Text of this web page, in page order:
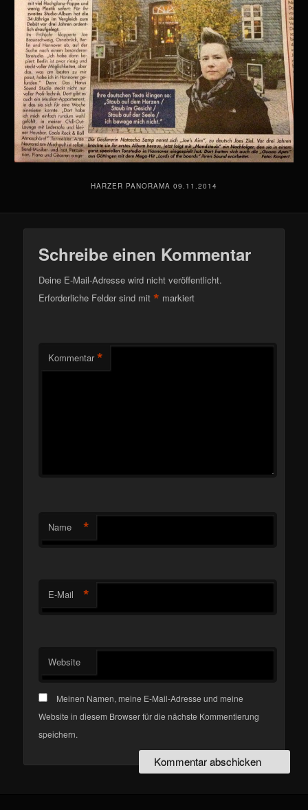
HARZER PANORAMA 09.11.2014
Schreibe einen Kommentar
Deine E-Mail-Adresse wird nicht veröffentlicht.
Erforderliche Felder sind mit* markiert
Kommentar *
Name *
E-Mail *
Website
Meinen Namen, meine E-Mail-Adresse und meine
Website in diesem Browser für die nächste Kommentierung
speichern.